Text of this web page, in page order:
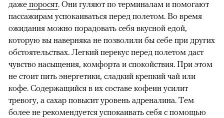
даже поросят. Они гуляют по терминалам и помогают
пассажирам успокаиваться перед полетом. Во время
ожидания можно порадовать себя вкусной едой,
которую вы наверняка не позволили бы себе при других
обстоятельствах. Легкий перекус перед полетом даст
чувство насыщения, комфорта и спокойствия. При этом
не стоит пить энергетики, сладкий крепкий чай или
кофе. Содержащийся в их составе кофеин усилит
тревогу, а сахар повысит уровень адреналина. Тем
более не рекомендуется успокаивать себя с помощью